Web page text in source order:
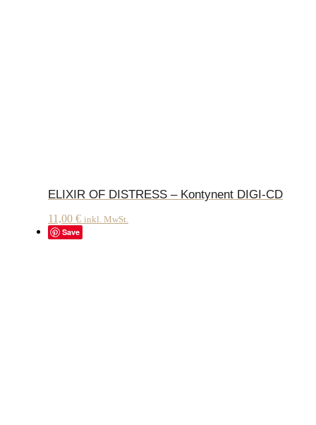
ELIXIR OF DISTRESS – Kontynent DIGI-CD
11,00 € inkl. MwSt.
Save